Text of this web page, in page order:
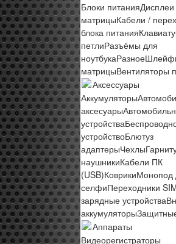
Блоки питания
матрицыКабели /
блока питания
петлиРазъёмы для
ноутбукаРазное
матрицыВентиляторы
Аксессуары
Аккумуляторы
аксесуары
устройства
устройствоБлютуз
адаптерыЧехлы
наушникиКабели ПК
(USB)КоврикиМонопод
селфиПереходники
зарядные устройства
аккумуляторы
Аппараты
Видеорегистраторы